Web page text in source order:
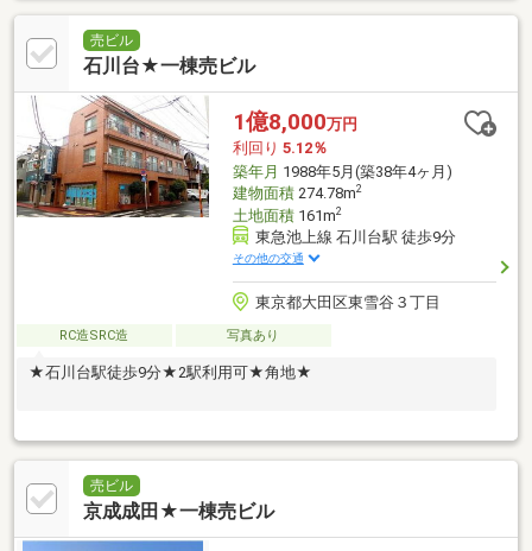
売ビル
石川台★一棟売ビル
1億8,000万円
利回り 5.12％
築年月 1988年5月(築38年4ヶ月)
建物面積274.78m2
土地面積161m2
東急池上線 石川台駅 徒歩9分
その他の交通
東京都大田区東雪谷３丁目
RC造SRC造 写真あり
★石川台駅徒歩9分★2駅利用可★角地★
売ビル
京成成田★一棟売ビル